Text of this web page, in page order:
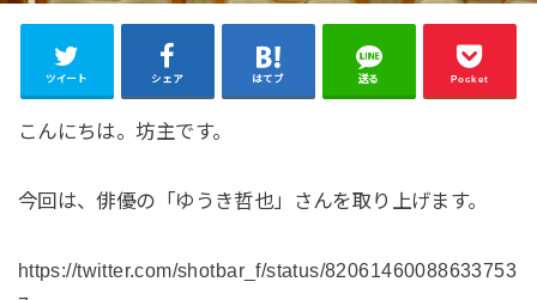
ツイート シェア はてブ 送る Pocket
こんにちは。坊主です。
今回は、俳優の「ゆうき哲也」さんを取り上げます。
https://twitter.com/shotbar_f/status/82061460088633753